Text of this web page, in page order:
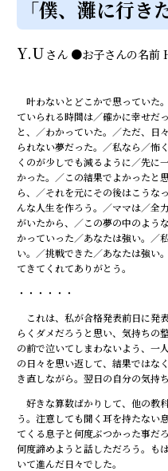
「僕、灘に行き
Y.U さん ●お子さんの名前
叶わないとどこかで思っていた
ていられる時間は／確かに幸せだ
と、／わかっていた。／ただ、日
られない夢だった。／私なら／怖
くのが少しでも減るように／先に
かった。／この結果でよかったと
ら、／それを元にその後はこうな
んな人生を作ろう。／ママは／全
がいたから、／この夢の中のよう
かっていった／あなたは強い。／
い。／挑戦できた／あなたは強い
てきてくれてありがとう。
・・・・・・
これは、私が合格発表前日に発
らくダメだろうと思い、気持ちの
の前で泣いてしまわないよう、一
の日々を思い返して、結果ではな
き直しながら。翌日の自分の気持
好きな算数ばかりして、他の教
う。注意しても聞く耳を持たない
てくる息子と何度ぶつかった事だ
何度諦めようと話しただろう。も
いて進んだ日々でした。